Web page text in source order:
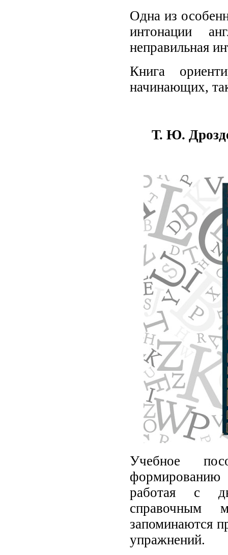
Одна из
интонации
неправильная
Книга
начинающих,
Т. Ю.
Учебное
работая с
справочным
запоминаются
упражнений.